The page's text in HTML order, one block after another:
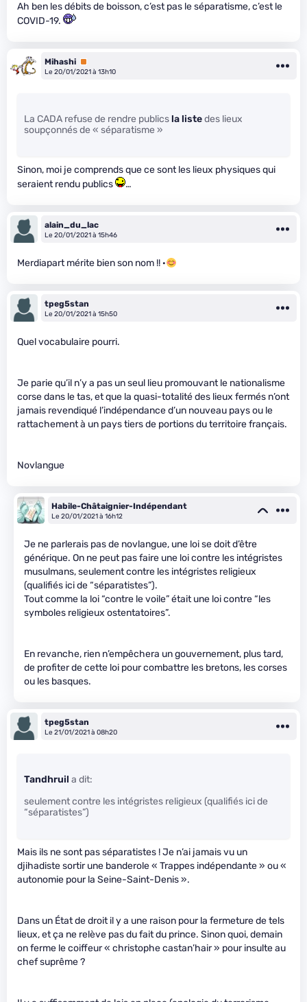
Ah ben les débits de boisson, c’est pas le séparatisme, c’est le
COVID-19.
Mihashi Premium
Le 20/01/2021 à 13h10
La CADA refuse de rendre publicsla listedes lieux
soupçonnés de « séparatisme »
Sinon, moi je comprends que ce sont les lieux physiques qui
seraient rendu publics
…
alain_du_lac
Le 20/01/2021 à 15h46
Merdiapart mérite bien son nom !! ·
tpeg5stan
Le 20/01/2021 à 15h50
Quel vocabulaire pourri.
Je parie qu’il n’y a pas un seul lieu promouvant le nationalisme
corse dans le tas, et que la quasi-totalité des lieux fermés n’ont
jamais revendiqué l’indépendance d’un nouveau pays ou le
rattachement à un pays tiers de portions du territoire français.
Novlangue
Habile-Châtaignier-Indépendant
Le 20/01/2021 à 16h12
Je ne parlerais pas de novlangue, une loi se doit d’être
générique. On ne peut pas faire une loi contre les intégristes
musulmans, seulement contre les intégristes religieux
(qualifiés ici de “séparatistes”).
Tout comme la loi “contre le voile” était une loi contre “les
symboles religieux ostentatoires”.
En revanche, rien n’empêchera un gouvernement, plus tard,
de profiter de cette loi pour combattre les bretons, les corses
ou les basques.
tpeg5stan
Le 21/01/2021 à 08h20
Tandhruil a dit:
seulement contre les intégristes religieux (qualifiés ici de
“séparatistes”)
Mais ils ne sont pas séparatistes ! Je n’ai jamais vu un
djihadiste sortir une banderole « Trappes indépendante » ou «
autonomie pour la Seine-Saint-Denis ».
Dans un État de droit il y a une raison pour la fermeture de tels
lieux, et ça ne relève pas du fait du prince. Sinon quoi, demain
on ferme le coiffeur « christophe castan’hair » pour insulte au
chef suprême ?